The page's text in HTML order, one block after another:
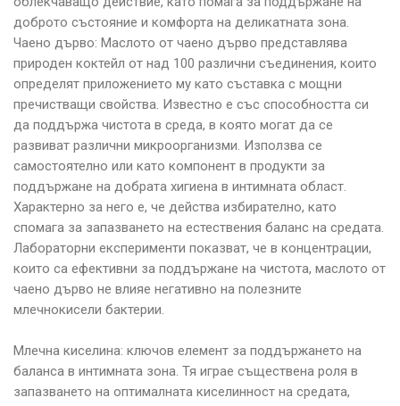
доброто състояние и комфорта на деликатната зона.
Чаено дърво: Маслото от чаено дърво представлява
природен коктейл от над 100 различни съединения, които
определят приложението му като съставка с мощни
пречистващи свойства. Известно е със способността си
да поддържа чистота в среда, в която могат да се
развиват различни микроорганизми. Използва се
самостоятелно или като компонент в продукти за
поддържане на добрата хигиена в интимната област.
Характерно за него е, че действа избирателно, като
спомага за запазването на естествения баланс на средата.
Лабораторни експерименти показват, че в концентрации,
които са ефективни за поддържане на чистота, маслото от
чаено дърво не влияе негативно на полезните
млечнокисели бактерии.
Млечна киселина: ключов елемент за поддържането на
баланса в интимната зона. Тя играе съществена роля в
запазването на оптималната киселинност на средата,